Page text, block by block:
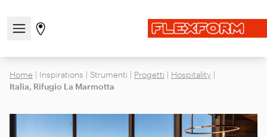
Apri/chiudi il menu di navigazione
Vai alla pagina degli stores
Home | Inspirations | Strumenti | Progetti | Hospitality |
Italia, Rifugio La Marmotta